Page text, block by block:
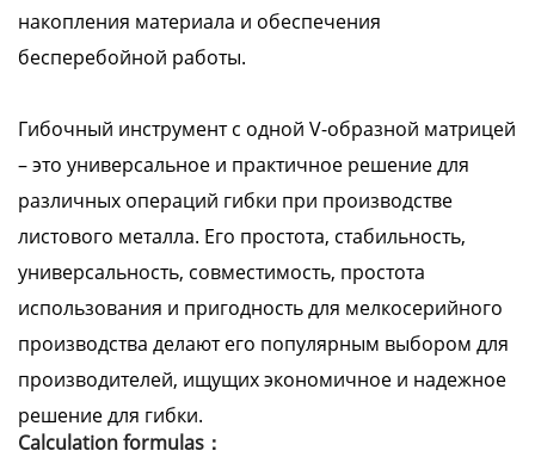
накопления материала и обеспечения
бесперебойной работы.
Гибочный инструмент с одной V-образной матрицей
– это универсальное и практичное решение для
различных операций гибки при производстве
листового металла. Его простота, стабильность,
универсальность, совместимость, простота
использования и пригодность для мелкосерийного
производства делают его популярным выбором для
производителей, ищущих экономичное и надежное
решение для гибки.
Calculation formulas：